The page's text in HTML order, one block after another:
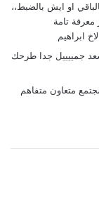
او ايش بالضبط،،
معرفة تامة
ابراهيم
جمييييل جدا طرحك
متعاون متفاهم